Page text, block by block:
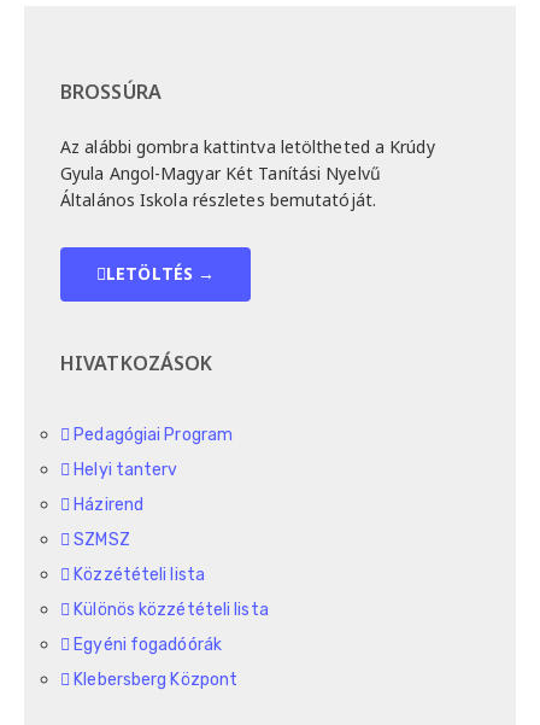
BROSSÚRA
Az alábbi gombra kattintva letöltheted a Krúdy
Gyula Angol-Magyar Két Tanítási Nyelvű
Általános Iskola részletes bemutatóját.
LETÖLTÉS →
HIVATKOZÁSOK
Pedagógiai Program
Helyi tanterv
Házirend
SZMSZ
Közzétételi lista
Különös közzétételi lista
Egyéni fogadóórák
Klebersberg Központ